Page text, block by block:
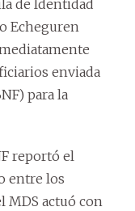
de Identidad
Echeguren
enviada
para la
reportó el
entre los
MDS actuó con